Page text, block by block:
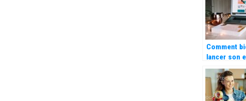
Comment
lancer son
commerce